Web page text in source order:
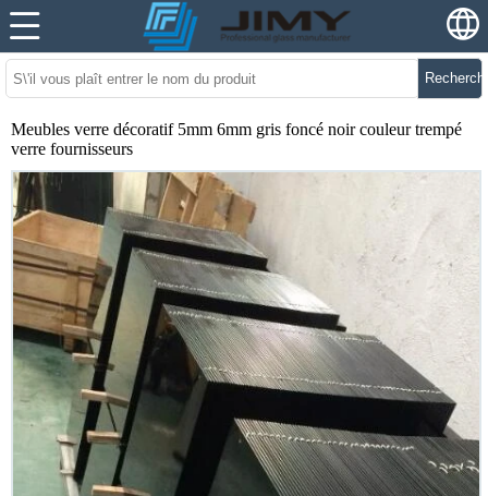
Meubles verre décoratif 5mm 6mm gris foncé noir couleur trempé
verre fournisseurs